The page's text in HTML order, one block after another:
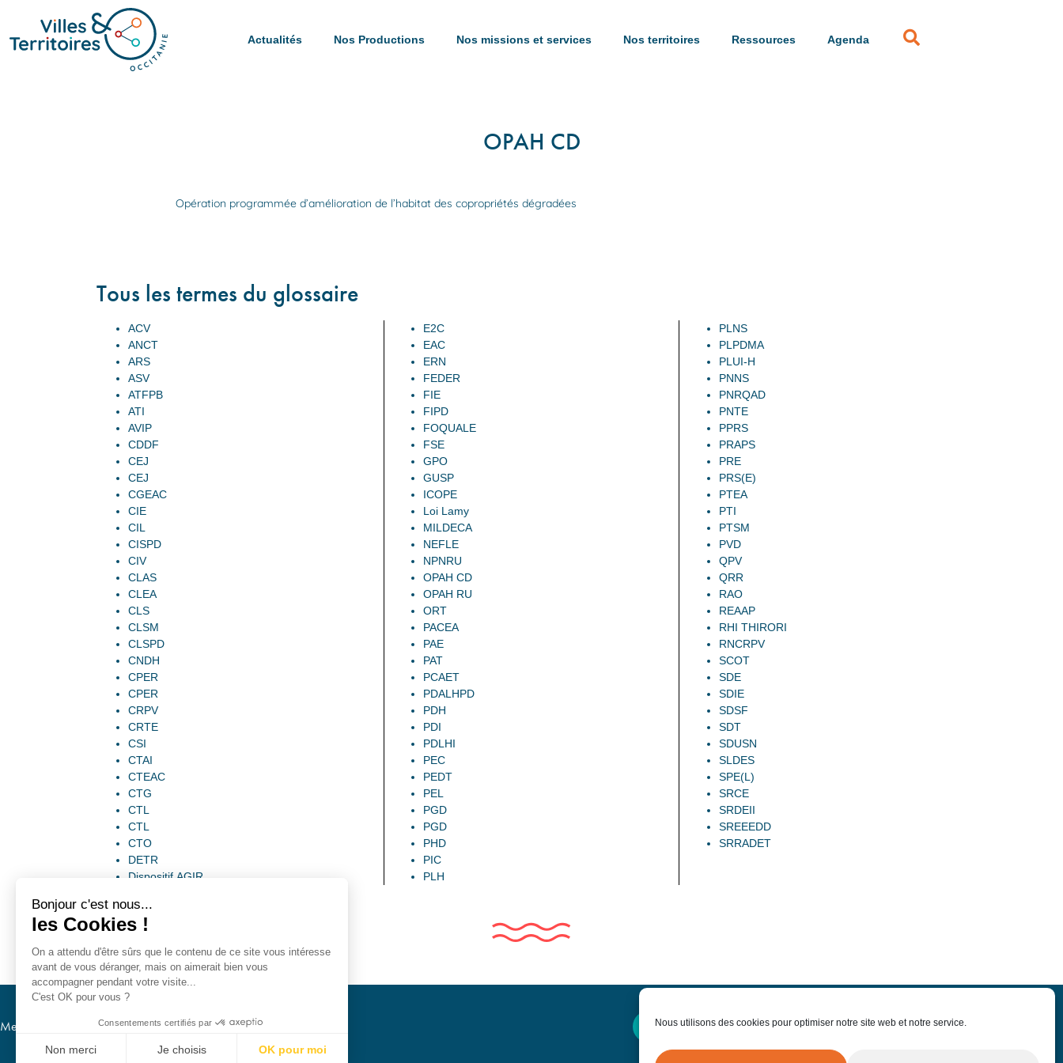
Nous utilisons des cookies pour optimiser notre site web et notre service.
Actualités Nos Productions Nos missions et services Nos territoires Ressources Agenda
OPAH CD
Opération programmée d’amélioration de l’habitat des copropriétés dégradées
Tous les termes du glossaire
ACV
ANCT
ARS
ASV
ATFPB
ATI
AVIP
CDDF
CEJ
CEJ
CGEAC
CIE
CIL
CISPD
CIV
CLAS
CLEA
CLS
CLSM
CLSPD
CNDH
CPER
CPER
CRPV
CRTE
CSI
CTAI
CTEAC
CTG
CTL
CTL
CTO
DETR
Dispositif AGIR
E2C
EAC
ERN
FEDER
FIE
FIPD
FOQUALE
FSE
GPO
GUSP
ICOPE
Loi Lamy
MILDECA
NEFLE
NPNRU
OPAH CD
OPAH RU
ORT
PACEA
PAE
PAT
PCAET
PDALHPD
PDH
PDI
PDLHI
PEC
PEDT
PEL
PGD
PGD
PHD
PIC
PLH
PLNS
PLPDMA
PLUI-H
PNNS
PNRQAD
PNTE
PPRS
PRAPS
PRE
PRS(E)
PTEA
PTI
PTSM
PVD
QPV
QRR
RAO
REAAP
RHI THIRORI
RNCRPV
SCOT
SDE
SDIE
SDSF
SDT
SDUSN
SLDES
SPE(L)
SRCE
SRDEII
SREEEDD
SRRADET
Mentions légales RGPD Contactez-nous Offres d'emploi
Bonjour c'est nous...
les Cookies !
On a attendu d'être sûrs que le contenu de ce site vous intéresse
avant de vous déranger, mais on aimerait bien vous
accompagner pendant votre visite...
C'est OK pour vous ?
Consentements certifiés par
Non merci Je choisis OK pour moi